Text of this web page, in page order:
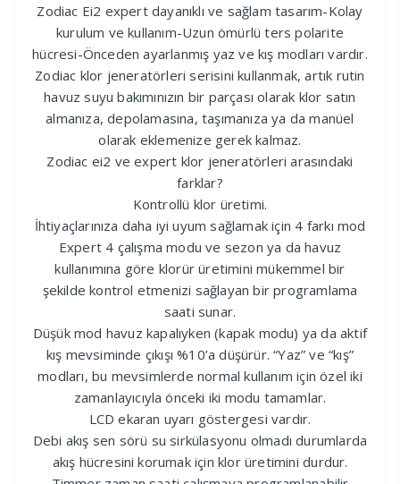
Zodiac Ei2 expert dayanıklı ve sağlam tasarım-Kolay
kurulum ve kullanım-Uzun ömürlü ters polarite
hücresi-Önceden ayarlanmış yaz ve kış modları vardır.
Zodiac klor jeneratörleri serisini kullanmak, artık rutin
havuz suyu bakımınızın bir parçası olarak klor satın
almanıza, depolamasına, taşımanıza ya da manüel
olarak eklemenize gerek kalmaz.
Zodiac ei2 ve expert klor jeneratörleri arasındaki
farklar?
Kontrollü klor üretimi.
İhtiyaçlarınıza daha iyi uyum sağlamak için 4 farkı mod
Expert 4 çalışma modu ve sezon ya da havuz
kullanımına göre klorür üretimini mükemmel bir
şekilde kontrol etmenizi sağlayan bir programlama
saati sunar.
Düşük mod havuz kapalıyken (kapak modu) ya da aktif
kış mevsiminde çıkışı %10’a düşürür. “Yaz” ve “kış”
modları, bu mevsimlerde normal kullanım için özel iki
zamanlayıcıyla önceki iki modu tamamlar.
LCD ekaran uyarı göstergesi vardır.
Debi akış sen sörü su sirkülasyonu olmadı durumlarda
akış hücresini korumak için klor üretimini durdur.